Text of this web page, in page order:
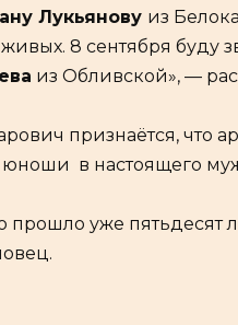
Лукьянову из
8 сентября буду
из Обливской», —
признаётся, что
юноши в настоящего
прошло уже